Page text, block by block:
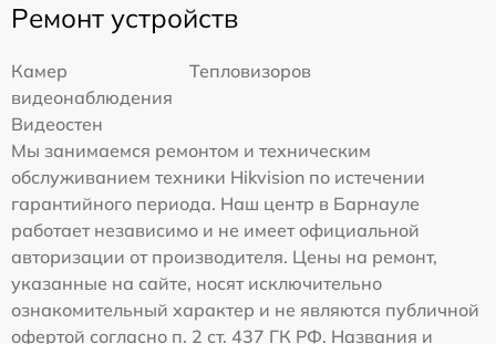
Ремонт устройств
Камер
видеонаблюдения
Тепловизоров
Видеостен
Мы занимаемся ремонтом и техническим
обслуживанием техники Hikvision по истечении
гарантийного периода. Наш центр в Барнауле
работает независимо и не имеет официальной
авторизации от производителя. Цены на ремонт,
указанные на сайте, носят исключительно
ознакомительный характер и не являются публичной
офертой согласно п. 2 ст. 437 ГК РФ. Названия и